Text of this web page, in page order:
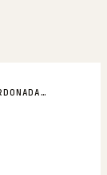
HERDICASA, GALARDONADA COMO EMPRESA RESPONSABLE CON LA INFANCIA